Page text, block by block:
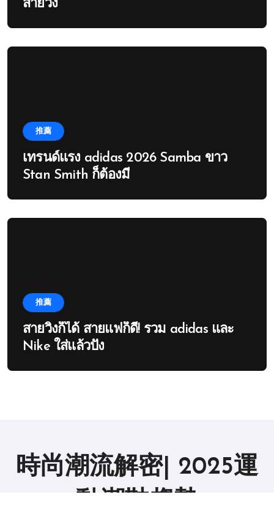
สายวิ่ง
推薦
เทรนด์แรง adidas 2026 Samba ขาว
Stan Smith ก็ต้องมี
推薦
สายวิ่งก็ได้ สายแฟก็ดี! รวม adidas และ
Nike ใส่แล้วปัง
時尚潮流解密| 2025運